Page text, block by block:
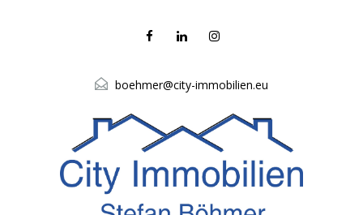
boehmer@city-immobilien.eu